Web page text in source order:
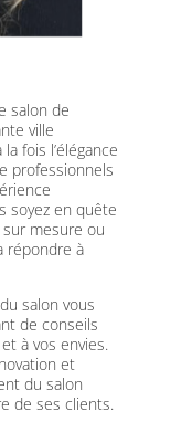
salon de
ville
fois l’élégance
professionnels
soyez en quête
sur mesure ou
répondre à
salon vous
de conseils
à vos envies.
et
du salon
de ses clients.